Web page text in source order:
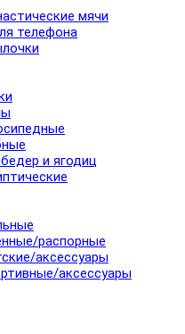
мячи
телефона
и ягодиц
распорные
аксессуары
аксессуары